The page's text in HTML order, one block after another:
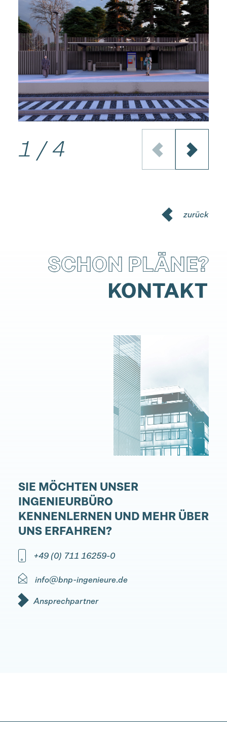
1 /4
zurück
SIE MÖCHTEN UNSER
INGENIEURBÜRO
KENNENLERNEN UND MEHR ÜBER
UNS ERFAHREN?
+49 (0) 711 16259-0
info@bnp-ingenieure.de
Ansprechpartner